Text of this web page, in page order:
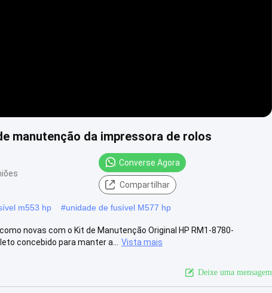
manutenção da impressora de rolos
Converse Agora
Compartilhar
m553 hp #unidade de fusível M577 hp
novas com o Kit de Manutenção Original HP RM1-8780-
concebido para manter a...
Vista mais
Deixe uma mensagem